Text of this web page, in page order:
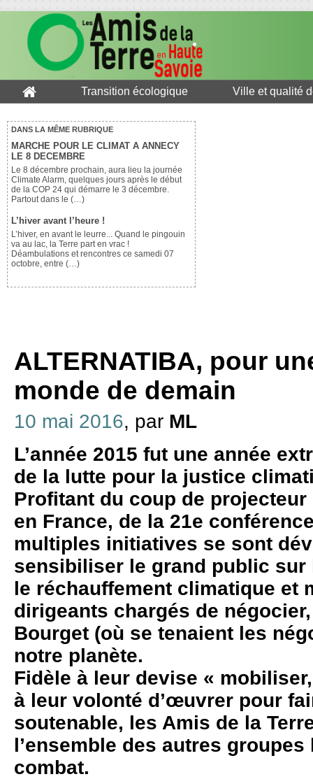
Transition écologique Ville et qualité
DANS LA MÊME RUBRIQUE
MARCHE POUR LE CLIMAT A ANNECY
LE 8 DECEMBRE
Le 8 décembre prochain, aura lieu la journée
Climate Alarm, quelques jours après le début
de la COP 24 qui démarre le 3 décembre.
Partout dans le (…)
L’hiver avant l’heure !
L’hiver, en avant le leurre... Quand le pingouin
va au lac, la Terre part en vrac !
Déambulations et rencontres ce samedi 07
octobre, entre (…)
ALTERNATIBA, pour
monde de demain
10 mai 2016, par ML
L’année 2015 fut une année
de la lutte pour la justice
Profitant du coup de
en France, de la 21e
multiples initiatives se sont
sensibiliser le grand public sur
le réchauffement climatique et
dirigeants chargés de
Bourget (où se tenaient les
notre planète.
Fidèle à leur devise «
à leur volonté d’œuvrer pour
soutenable, les Amis de la
l’ensemble des autres
combat.